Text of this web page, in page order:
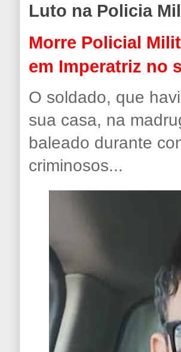
Luto na Policia
Morre Policial
em Imperatriz no
O soldado, que
sua casa, na
baleado durante
criminosos...